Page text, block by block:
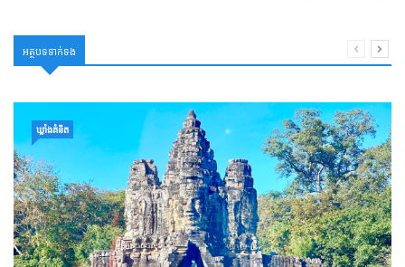
អត្ថបទទាក់ទង
ឃ្លាំង​គំនិត